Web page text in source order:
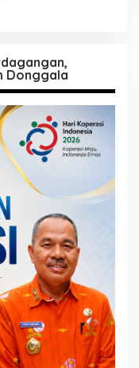
Donggala